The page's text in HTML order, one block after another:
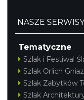
NASZE SERWISY
Tematyczne
Szlak i Festiwal
Szlak Orlich
Szlak Zabytków
Szlak